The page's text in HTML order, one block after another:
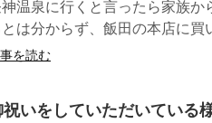
神温泉に行くと言ったら家族
とは分からず、飯田の本店に
を読む
祝いをしていただいている